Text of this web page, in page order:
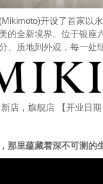
开设了首家以
的全新境界。位于银座
、质地到外观，每一处
店，旗舰店 【开业日
那里蕴藏着深不可测的